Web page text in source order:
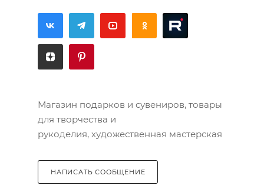
Магазин подарков и сувениров, товары
для творчества и
рукоделия, художественная мастерская
НАПИСАТЬ СООБЩЕНИЕ